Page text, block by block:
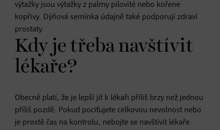
výtažky jsou výtažky z palmy pilovité nebo kořene
kopřivy. Dýňová semínka údajně také podporují zdraví
prostaty.
Kdy je třeba navštívit
lékaře?
Obecně platí, že je lepší jít k lékaři příliš brzy než jednou
příliš pozdě. Pokud pociťujete celkovou nevolnost nebo
je prostě čas na kontrolu, nebojte se navštívit lékaře.